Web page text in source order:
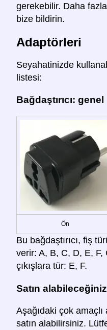
gerekebilir. Daha
bize bildirin.
Adaptörleri
Seyahatinizde
listesi:
Bağdaştırıcı: genel
Ön
Bu bağdaştırıcı, fiş
verir: A, B, C, D, E,
çıkışlara tür: E, F.
Satın
Aşağıdaki çok
satın alabilirsiniz.